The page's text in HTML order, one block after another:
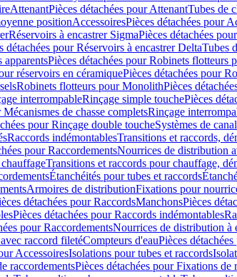
AttenantPièces détachées pour AttenantTubes de
positionAccessoiresPièces détachées pour
Réservoirs à encastrer SigmaPièces détachées
détachées pour Réservoirs à encastrer DeltaTubes
apparentsPièces détachées pour Robinets flotteurs
réservoirs en céramiquePièces détachées pour
Robinets flotteurs pour MonolithPièces
interrompableRinçage simple touchePièces
de chasse completsRinçage
pour Rinçage double toucheSystèmes de
Raccords indémontablesTransitions et raccords,
pour RaccordementsNourrices de distribution
Transitions et raccords pour chauffage,
Étanchéités pour tubes et raccords
Armoires de distributionFixations pour
détachées pour RaccordsManchonsPièces
Pièces détachées pour Raccords indémontables
pour RaccordementsNourrices de distribution à
raccord filetéCompteurs d'eauPièces
AccessoiresIsolations pour tubes et raccords
raccordementsPièces détachées pour Fixations de